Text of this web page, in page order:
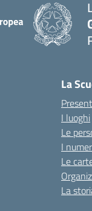
La
I luoghi
Le
I
Le
La